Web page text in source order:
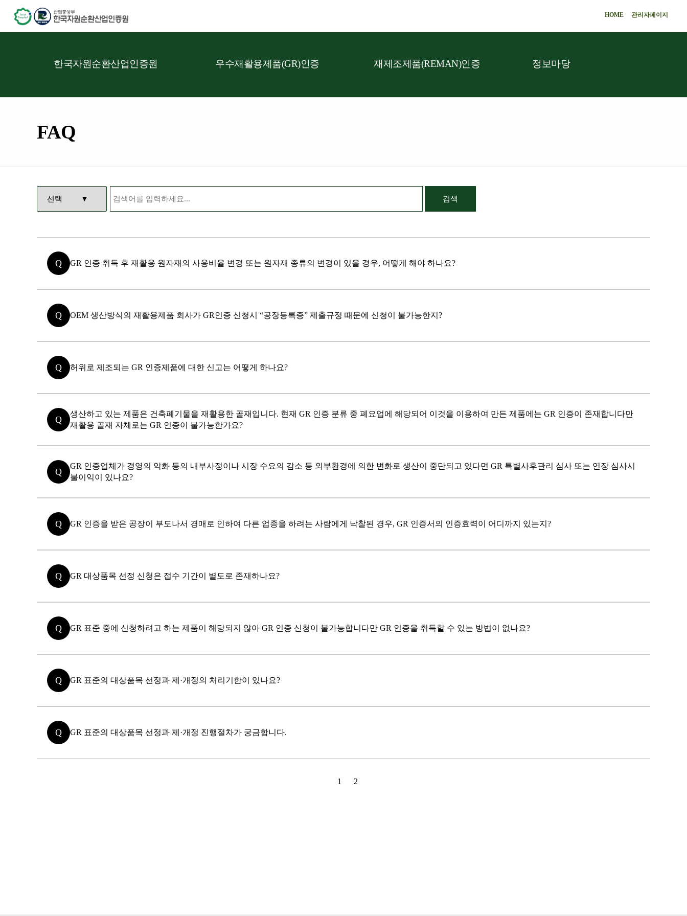
HOME 관리자페이지
한국자원순환산업인증원 우수재활용제품(GR)인증 재제조제품(REMAN)인증 정보마당
FAQ
검색
Q GR 인증 취득 후 재활용 원자재의 사용비율 변경 또는 원자재 종류의 변경이 있을 경우, 어떻게 해야 하나요?
Q OEM 생산방식의 재활용제품 회사가 GR인증 신청시 “공장등록증” 제출규정 때문에 신청이 불가능한지?
Q 허위로 제조되는 GR 인증제품에 대한 신고는 어떻게 하나요?
Q
생산하고 있는 제품은 건축폐기물을 재활용한 골재입니다. 현재 GR 인증 분류 중 폐요업에 해당되어 이것을 이용하여 만든 제품에는 GR 인증이 존재합니다만
재활용 골재 자체로는 GR 인증이 불가능한가요?
Q
GR 인증업체가 경영의 악화 등의 내부사정이나 시장 수요의 감소 등 외부환경에 의한 변화로 생산이 중단되고 있다면 GR 특별사후관리 심사 또는 연장 심사시
불이익이 있나요?
Q GR 인증을 받은 공장이 부도나서 경매로 인하여 다른 업종을 하려는 사람에게 낙찰된 경우, GR 인증서의 인증효력이 어디까지 있는지?
Q GR 대상품목 선정 신청은 접수 기간이 별도로 존재하나요?
Q GR 표준 중에 신청하려고 하는 제품이 해당되지 않아 GR 인증 신청이 불가능합니다만 GR 인증을 취득할 수 있는 방법이 없나요?
Q GR 표준의 대상품목 선정과 제·개정의 처리기한이 있나요?
Q GR 표준의 대상품목 선정과 제·개정 진행절차가 궁금합니다.
1 2